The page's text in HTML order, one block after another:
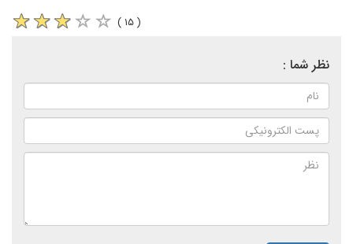
( ۱۵ )
نظر شما :